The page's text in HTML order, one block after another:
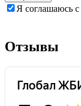
Я соглашаюсь с
поле
пустым.
поле
пустым.
Отзывы